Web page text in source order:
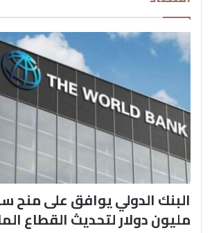
مليون دولار لتحديث القطاع